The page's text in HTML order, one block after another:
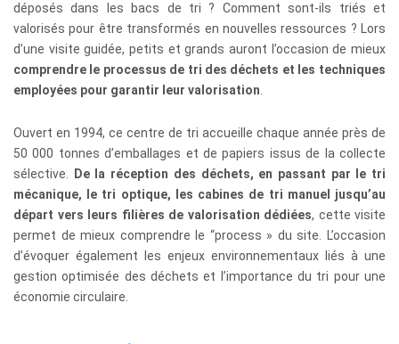
déposés dans les bacs de tri ? Comment sont-ils triés et
valorisés pour être transformés en nouvelles ressources ? Lors
d’une visite guidée, petits et grands auront l’occasion de mieux
comprendre le processus de tri des déchets et les techniques
employées pour garantir leur valorisation
Ouvert en 1994, ce centre de tri accueille chaque année près de
50 000 tonnes d’emballages et de papiers issus de la collecte
sélective.
De la réception des déchets, en passant par le tri
mécanique, le tri optique, les cabines de tri manuel jusqu’au
départ vers leurs filières de valorisation dédiées, cette visite
permet de mieux comprendre le “process » du site. L’occasion
d’évoquer également les enjeux environnementaux liés à une
gestion optimisée des déchets et l’importance du tri pour une
économie circulaire.